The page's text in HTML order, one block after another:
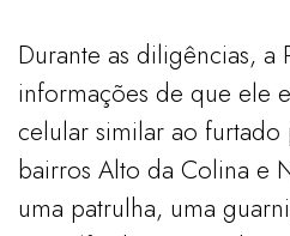
Durante as diligências, a
informações de que ele
celular similar ao
bairros Alto da Colina e
uma patrulha, uma